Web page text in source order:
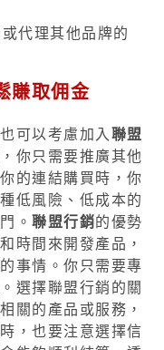
代理其他品牌的
賺取佣金
可以考慮加入聯盟
你只需要推廣其他
的連結購買時，你
低風險、低成本的
。聯盟行銷的優勢
時間來開發產品，
事情。你只需要專
選擇聯盟行銷的關
關的產品或服務，
，也要注意選擇信